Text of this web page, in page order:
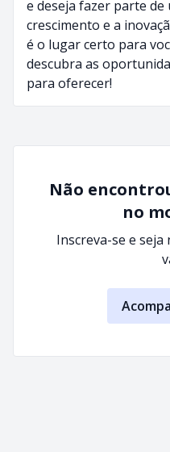
e deseja fazer parte
crescimento e a
é o lugar certo para
descubra as
para oferecer!
Não
no
Inscreva-se e